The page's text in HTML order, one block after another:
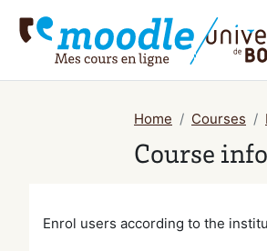
Home Courses
Course
Enrol users according to the